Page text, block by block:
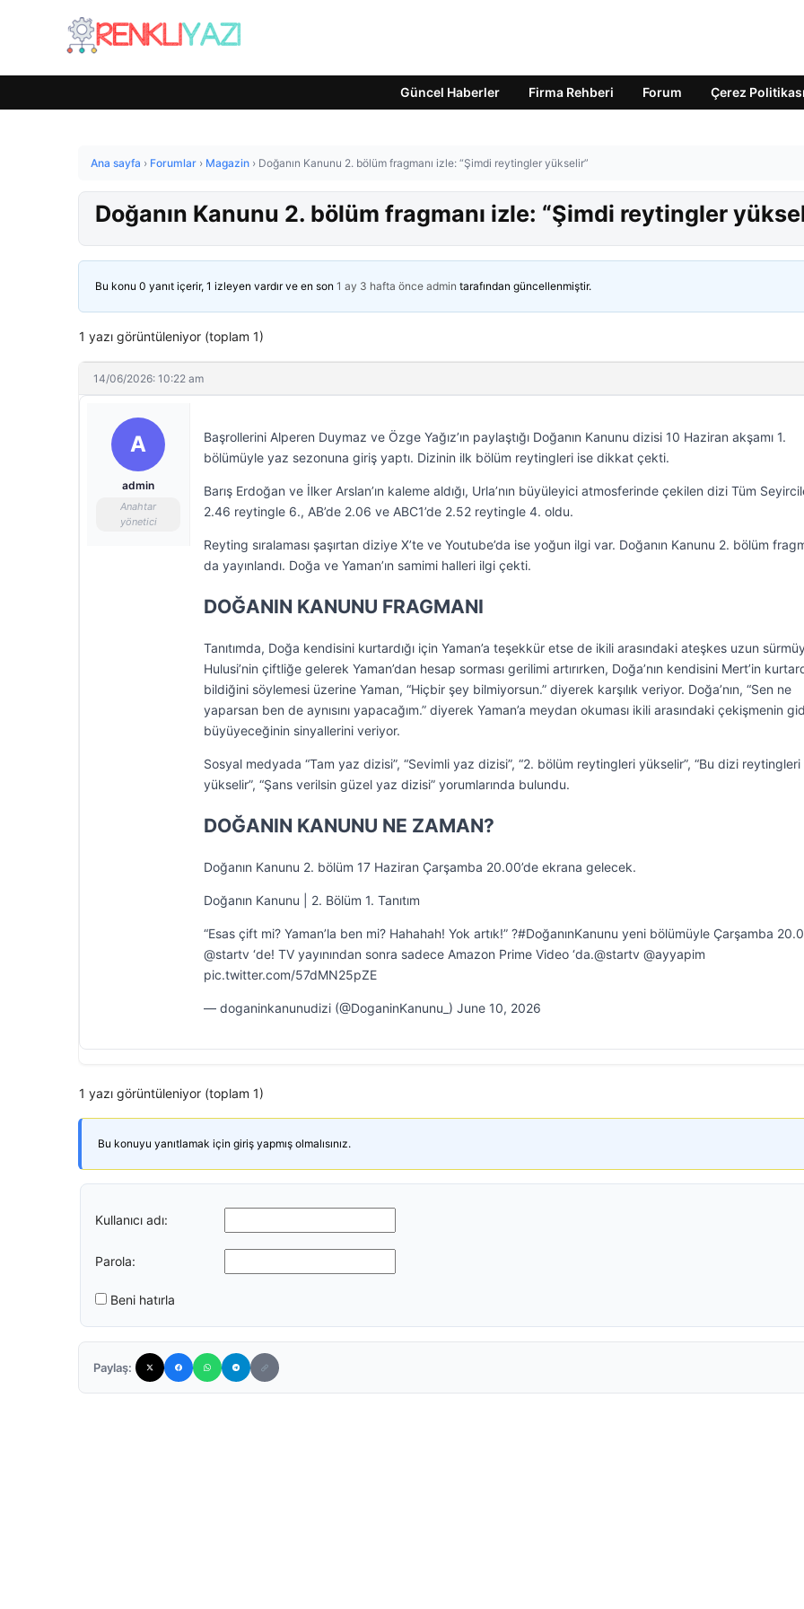
Güncel Haberler Firma Rehberi Forum Çerez Politikası
Ana sayfa › Forumlar › Magazin › Doğanın Kanunu 2. bölüm fragmanı izle: “Şimdi reytingler yükselir”
Doğanın Kanunu 2. bölüm fragmanı izle: “Şimdi reytingler
Bu konu 0 yanıt içerir, 1 izleyen vardır ve en son 1 ay 3 hafta önce admin tarafından güncellenmiştir.
1 yazı görüntüleniyor (toplam 1)
14/06/2026: 10:22 am
A
admin
Anahtar
yönetici
Başrollerini Alperen Duymaz ve Özge Yağız’ın paylaştığı Doğanın Kanunu dizisi 10 Haziran akşamı 1.
bölümüyle yaz sezonuna giriş yaptı. Dizinin ilk bölüm reytingleri ise dikkat çekti.
Barış Erdoğan ve İlker Arslan’ın kaleme aldığı, Urla’nın büyüleyici atmosferinde çekilen dizi Tüm
2.46 reytingle 6., AB’de 2.06 ve ABC1’de 2.52 reytingle 4. oldu.
Reyting sıralaması şaşırtan diziye X’te ve Youtube’da ise yoğun ilgi var. Doğanın Kanunu 2. bölüm
da yayınlandı. Doğa ve Yaman’ın samimi halleri ilgi çekti.
DOĞANIN KANUNU FRAGMANI
Tanıtımda, Doğa kendisini kurtardığı için Yaman’a teşekkür etse de ikili arasındaki ateşkes uzun
Hulusi’nin çiftliğe gelerek Yaman’dan hesap sorması gerilimi artırırken, Doğa’nın kendisini Mert’in
bildiğini söylemesi üzerine Yaman, “Hiçbir şey bilmiyorsun.” diyerek karşılık veriyor. Doğa’nın, “Sen ne
yaparsan ben de aynısını yapacağım.” diyerek Yaman’a meydan okuması ikili arasındaki çekişmenin
büyüyeceğinin sinyallerini veriyor.
Sosyal medyada “Tam yaz dizisi”, “Sevimli yaz dizisi”, “2. bölüm reytingleri yükselir”, “Bu dizi reytingleri
yükselir”, “Şans verilsin güzel yaz dizisi” yorumlarında bulundu.
DOĞANIN KANUNU NE ZAMAN?
Doğanın Kanunu 2. bölüm 17 Haziran Çarşamba 20.00’de ekrana gelecek.
Doğanın Kanunu | 2. Bölüm 1. Tanıtım
“Esas çift mi? Yaman’la ben mi? Hahahah! Yok artık!” ?#DoğanınKanunu yeni bölümüyle Çarşamba
@startv ‘de! TV yayınından sonra sadece Amazon Prime Video ‘da.@startv @ayyapim
pic.twitter.com/57dMN25pZE
— doganinkanunudizi (@DoganinKanunu_) June 10, 2026
1 yazı görüntüleniyor (toplam 1)
Bu konuyu yanıtlamak için giriş yapmış olmalısınız.
Kullanıcı adı:
Parola:
Beni hatırla
Paylaş: